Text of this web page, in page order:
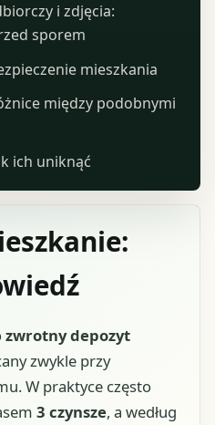
zwrotny depozyt
zwykle przy
W praktyce często
3 czynsze, a według
i zdjęcia:
sporem
mieszkania
między podobnymi
ich uniknąć